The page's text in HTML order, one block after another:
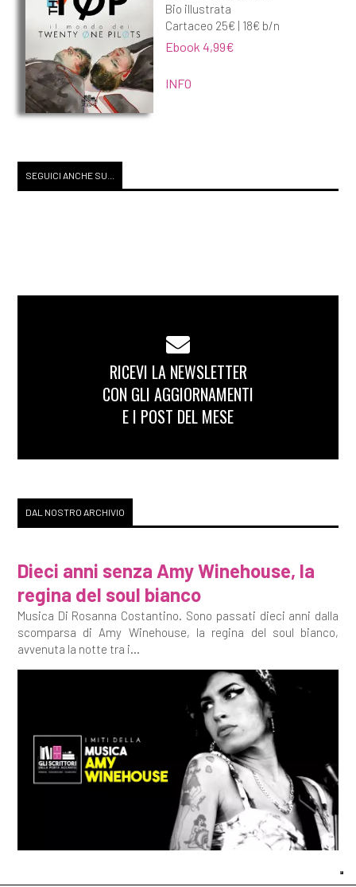
Bio illustrata
Cartaceo 25€ | 18€ b/n
Ebook 4,99€
INFO
SEGUICI ANCHE SU...
RICEVI LA NEWSLETTER
CON GLI AGGIORNAMENTI
E I POST DEL MESE
DAL NOSTRO ARCHIVIO
Dieci anni senza Amy Winehouse, la
regina del soul bianco
Musica Di Rosanna Costantino. Sono passati dieci anni dalla
scomparsa di Amy Winehouse, la regina del soul bianco,
avvenuta la notte tra i...